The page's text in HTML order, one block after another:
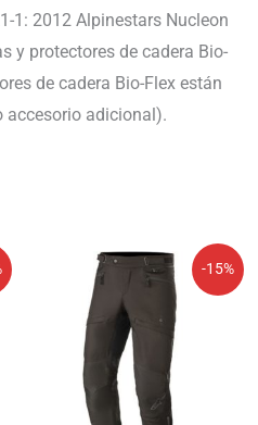
1: 2012 Alpinestars Nucleon
y protectores de cadera Bio-
de cadera Bio-Flex están
accesorio adicional).
-15%
El
precio
original
era:
219,95€.
El
precio
actual
es:
186,96€.